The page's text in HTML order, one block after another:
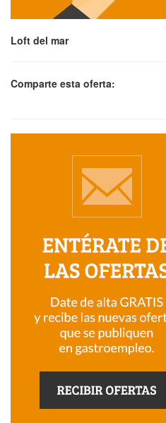
Loft del mar
Comparte esta oferta: